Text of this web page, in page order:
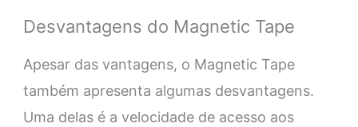
Desvantagens do Magnetic Tape
Apesar das vantagens, o Magnetic Tape
também apresenta algumas desvantagens.
Uma delas é a velocidade de acesso aos